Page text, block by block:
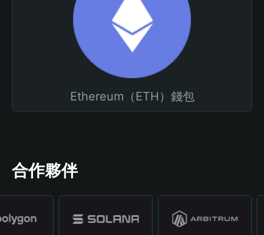
Ethereum（ETH）錢包
合作夥伴